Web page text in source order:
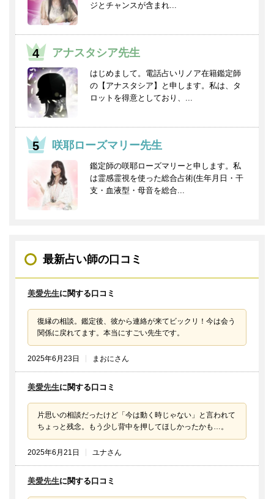
ジとチャンスが含まれ...
アナスタシア先生
はじめまして。電話占いリノア在籍鑑定師
の【アナスタシア】と申します。私は、タ
ロットを得意としており、...
咲耶ローズマリー先生
鑑定師の咲耶ローズマリーと申します。私
は霊感霊視を使った総合占術(生年月日・干
支・血液型・母音を総合...
最新占い師の口コミ
美愛先生に関する口コミ
復縁の相談。鑑定後、彼から連絡が来てビックリ！今は会う
関係に戻れてます。本当にすごい先生です。
2025年6月23日 まおにさん
美愛先生に関する口コミ
片思いの相談だったけど「今は動く時じゃない」と言われて
ちょっと残念。もう少し背中を押してほしかったかも…。
2025年6月21日 ユナさん
美愛先生に関する口コミ